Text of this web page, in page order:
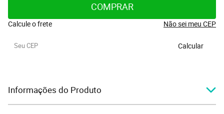
COMPRAR
Calcule o frete Não sei meu CEP
Calcular
Informações do Produto